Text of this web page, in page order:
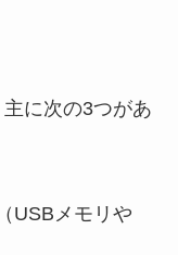
に次の3つがあ
USBメモリや